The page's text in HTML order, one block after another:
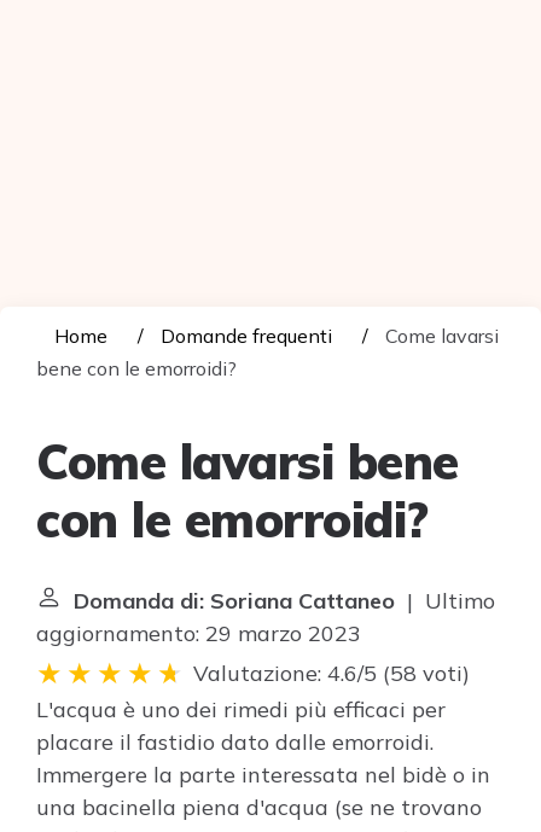
Home Domande frequenti
Come lavarsi
bene con le emorroidi?
Come lavarsi bene
con le emorroidi?
Domanda di: Soriana Cattaneo | Ultimo
aggiornamento: 29 marzo 2023
Valutazione: 4.6/5 (58 voti)
L'acqua è uno dei rimedi più efficaci per
placare il fastidio dato dalle emorroidi.
Immergere la parte interessata nel bidè o in
una bacinella piena d'acqua (se ne trovano